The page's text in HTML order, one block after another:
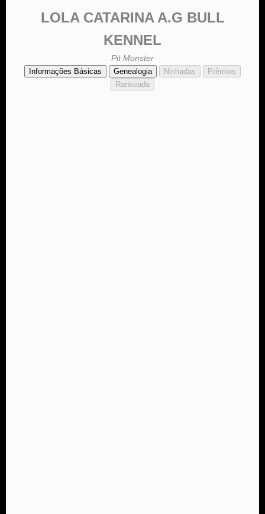
LOLA CATARINA A.G BULL
KENNEL
Pit Monster
Informações Básicas Genealogia Ninhadas
Prêmios
Rankeada